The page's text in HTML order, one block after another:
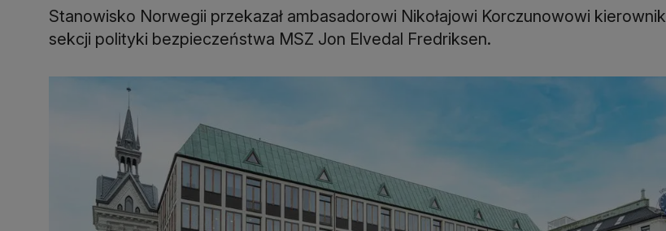
Stanowisko Norwegii przekazał ambasadorowi Nikołajowi Korczunowowi kierownik
sekcji polityki bezpieczeństwa MSZ Jon Elvedal Fredriksen.